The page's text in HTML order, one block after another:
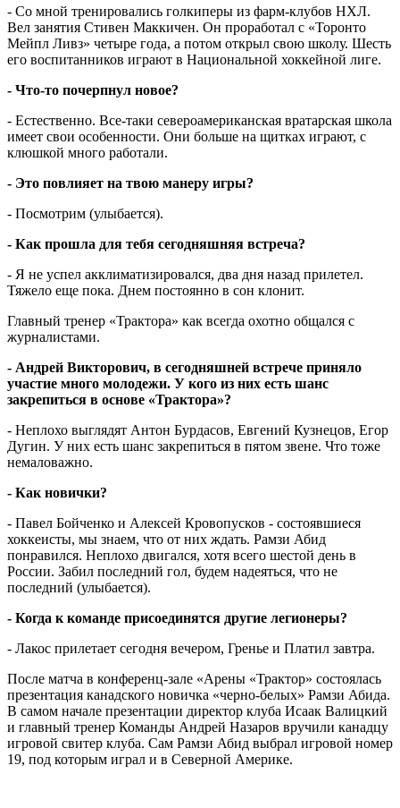
- Со мной тренировались голкиперы из фарм-клубов НХЛ.
Вел занятия Стивен Маккичен. Он проработал с «Торонто
Мейпл Ливз» четыре года, а потом открыл свою школу. Шесть
его воспитанников играют в Национальной хоккейной лиге.
- Что-то почерпнул новое?
- Естественно. Все-таки североамериканская вратарская школа
имеет свои особенности. Они больше на щитках играют, с
клюшкой много работали.
- Это повлияет на твою манеру игры?
- Посмотрим (улыбается).
- Как прошла для тебя сегодняшняя встреча?
- Я не успел акклиматизировался, два дня назад прилетел.
Тяжело еще пока. Днем постоянно в сон клонит.
Главный тренер «Трактора» как всегда охотно общался с
журналистами.
- Андрей Викторович, в сегодняшней встрече приняло
участие много молодежи. У кого из них есть шанс
закрепиться в основе «Трактора»?
- Неплохо выглядят Антон Бурдасов, Евгений Кузнецов, Егор
Дугин. У них есть шанс закрепиться в пятом звене. Что тоже
немаловажно.
- Как новички?
- Павел Бойченко и Алексей Кровопусков - состоявшиеся
хоккеисты, мы знаем, что от них ждать. Рамзи Абид
понравился. Неплохо двигался, хотя всего шестой день в
России. Забил последний гол, будем надеяться, что не
последний (улыбается).
- Когда к команде присоединятся другие легионеры?
- Лакос прилетает сегодня вечером, Гренье и Платил завтра.
После матча в конференц-зале «Арены «Трактор» состоялась
презентация канадского новичка «черно-белых» Рамзи Абида.
В самом начале презентации директор клуба Исаак Валицкий
и главный тренер Команды Андрей Назаров вручили канадцу
игровой свитер клуба. Сам Рамзи Абид выбрал игровой номер
19, под которым играл и в Северной Америке.